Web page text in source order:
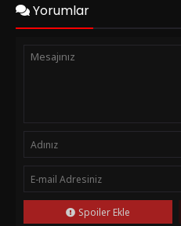
Yorumlar
Spoiler Ekle